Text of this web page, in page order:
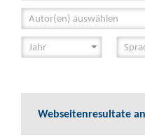
Autor(en) auswählen
Webseitenresultate